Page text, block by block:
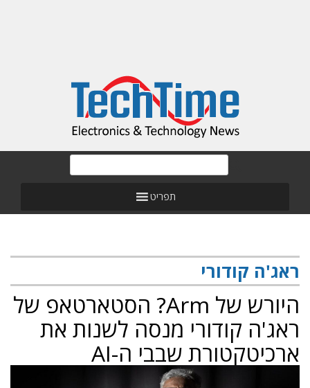
תפריט
ראג'ה קודורי
היורש של Arm? הסטארטאפ של
ראג'ה קודורי מנסה לשנות את
ארכיטקטורת שבבי ה-AI